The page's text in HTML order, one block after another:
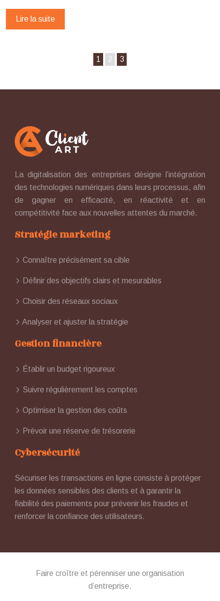
Lire la suite
1 2 3
La digitalisation des entreprises désigne l’intégration
des technologies numériques dans leurs processus, afin
de gagner en efficacité, en réactivité et en
compétitivité face aux nouvelles attentes du marché.
Stratégie marketing
Connaître précisément sa cible
Définir des objectifs clairs et mesurables
Choisir des réseaux sociaux
Analyser et ajuster la stratégie
Gestion financière
Établir un budget rigoureux
Suivre régulièrement les comptes
Optimiser la gestion des coûts
Prévoir une réserve de trésorerie
Cybersécurité
Sécuriser les transactions en ligne consiste à protéger
les données sensibles des clients et à garantir la
fiabilité des paiements pour prévenir les fraudes et
renforcer la confiance des utilisateurs.
Faire croître et pérenniser une organisation
d’entreprise.